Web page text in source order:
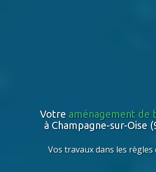
Votre aménagement de
à Champagne-sur-Oise
Vos travaux dans les règles